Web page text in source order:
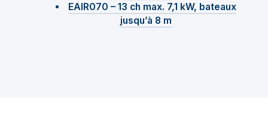
EAIR070 – 13 ch max. 7,1 kW, bateaux
jusqu’à 8 m